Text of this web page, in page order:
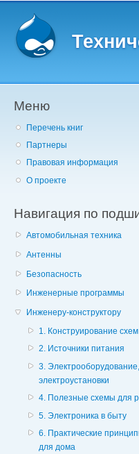
Меню
Перечень книг
Партнеры
Правовая информация
О проекте
Навигация по
Автомобильная техника
Антенны
Безопасность
Инженерные программы
Инженеру-конструктору
1. Конструирование схем
2. Источники питания
3. Электрооборудование,
электроустановки
4. Полезные схемы для
5. Электроника в быту
6. Практические
для дома